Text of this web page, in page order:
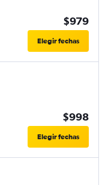
$979
Elegir fechas
$998
Elegir fechas